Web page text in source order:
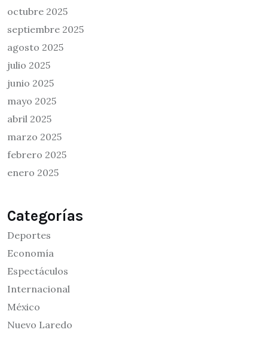
octubre 2025
septiembre 2025
agosto 2025
julio 2025
junio 2025
mayo 2025
abril 2025
marzo 2025
febrero 2025
enero 2025
Categorías
Deportes
Economía
Espectáculos
Internacional
México
Nuevo Laredo